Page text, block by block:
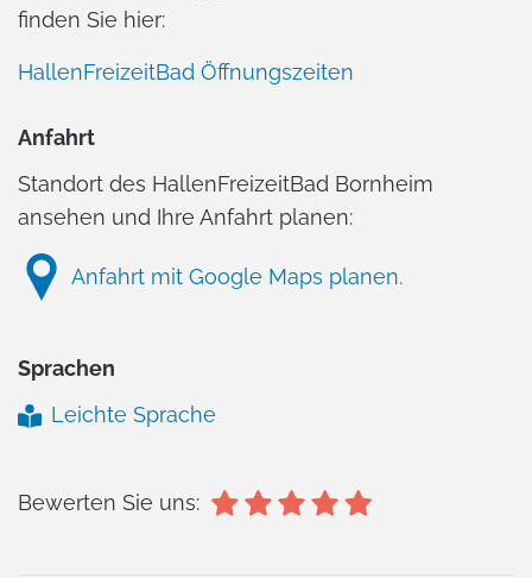
finden Sie hier:
HallenFreizeitBad Öffnungszeiten
Anfahrt
Standort des HallenFreizeitBad Bornheim
ansehen und Ihre Anfahrt planen:
Anfahrt mit Google Maps planen.
Sprachen
Leichte Sprache
Bewerten Sie uns: